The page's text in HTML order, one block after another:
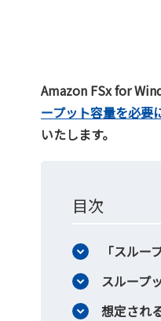
Amazon FSx for
ープット容量を必要
いたします。
目次
「スル
スループ
想定され